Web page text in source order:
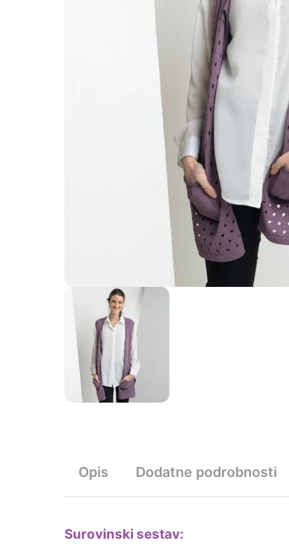
Opis Dodatne podrobnosti
Surovinski sestav: